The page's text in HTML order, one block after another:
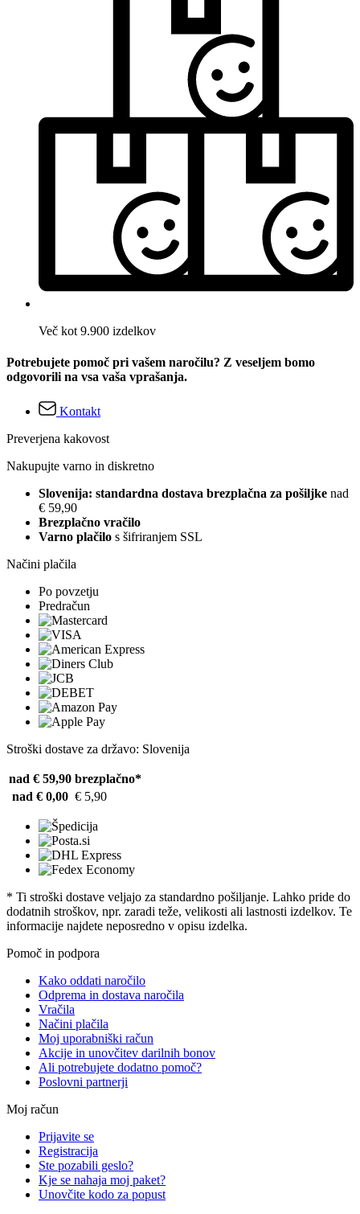
Več kot 9.900 izdelkov
Potrebujete pomoč pri vašem naročilu? Z veseljem bomo
odgovorili na vsa vaša vprašanja.
Kontakt
Preverjena kakovost
Nakupujte varno in diskretno
Slovenija: standardna dostava brezplačna za pošiljke nad
€ 59,90
Brezplačno vračilo
Varno plačilo s šifriranjem SSL
Načini plačila
Po povzetju
Predračun
Stroški dostave za državo: Slovenija
nad € 59,90 brezplačno*
nad € 0,00 € 5,90
* Ti stroški dostave veljajo za standardno pošiljanje. Lahko pride do
dodatnih stroškov, npr. zaradi teže, velikosti ali lastnosti izdelkov. Te
informacije najdete neposredno v opisu izdelka.
Pomoč in podpora
Kako oddati naročilo
Odprema in dostava naročila
Vračila
Načini plačila
Moj uporabniški račun
Akcije in unovčitev darilnih bonov
Ali potrebujete dodatno pomoč?
Poslovni partnerji
Moj račun
Prijavite se
Registracija
Ste pozabili geslo?
Kje se nahaja moj paket?
Unovčite kodo za popust